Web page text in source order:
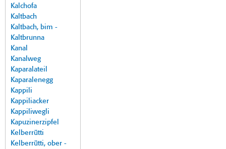
Kalchofa
Kaltbach
Kaltbach, bim -
Kaltbrunna
Kanal
Kanalweg
Kaparalateil
Kaparalenegg
Kappili
Kappiliacker
Kappiliwegli
Kapuzinerzipfel
Kelberrütti
Kelberrütti, ober -